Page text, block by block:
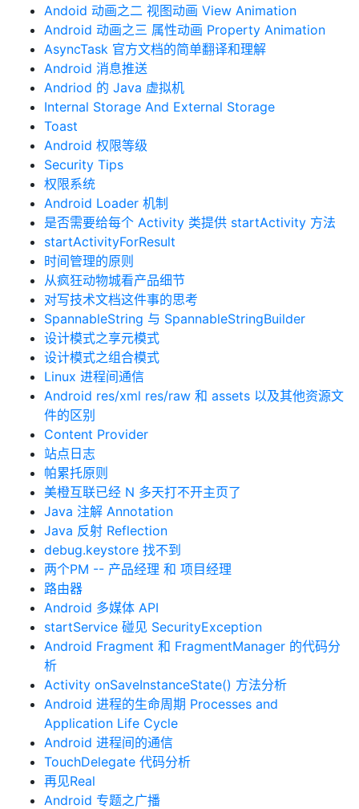
Andoid 动画之二 视图动画 View Animation
Android 动画之三 属性动画 Property Animation
AsyncTask 官方文档的简单翻译和理解
Android 消息推送
Andriod 的 Java 虚拟机
Internal Storage And External Storage
Toast
Android 权限等级
Security Tips
权限系统
Android Loader 机制
是否需要给每个 Activity 类提供 startActivity 方法
startActivityForResult
时间管理的原则
从疯狂动物城看产品细节
对写技术文档这件事的思考
SpannableString 与 SpannableStringBuilder
设计模式之享元模式
设计模式之组合模式
Linux 进程间通信
Android res/xml res/raw 和 assets 以及其他资源文
件的区别
Content Provider
站点日志
帕累托原则
美橙互联已经 N 多天打不开主页了
Java 注解 Annotation
Java 反射 Reflection
debug.keystore 找不到
两个PM -- 产品经理 和 项目经理
路由器
Android 多媒体 API
startService 碰见 SecurityException
Android Fragment 和 FragmentManager 的代码分
析
Activity onSaveInstanceState() 方法分析
Android 进程的生命周期 Processes and
Application Life Cycle
Android 进程间的通信
TouchDelegate 代码分析
再见Real
Android 专题之广播